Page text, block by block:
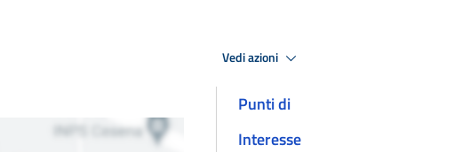
Vedi azioni
Punti di
Interesse